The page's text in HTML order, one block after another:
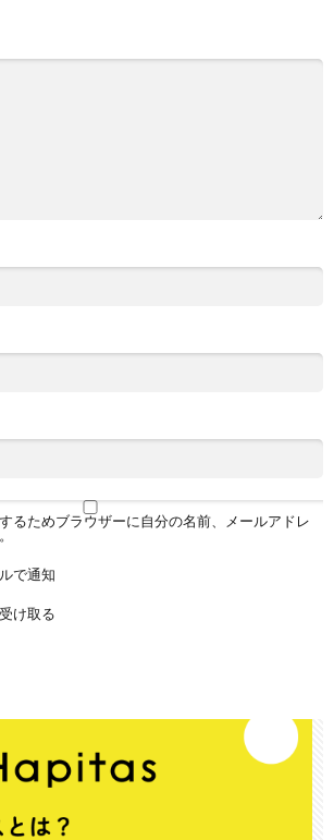
るためブラウザーに自分の名前、メールアドレ
で通知
け取る